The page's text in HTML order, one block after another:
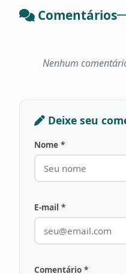
Comentários
Nenhum
Deixe seu
Nome *
E-mail *
Comentário *